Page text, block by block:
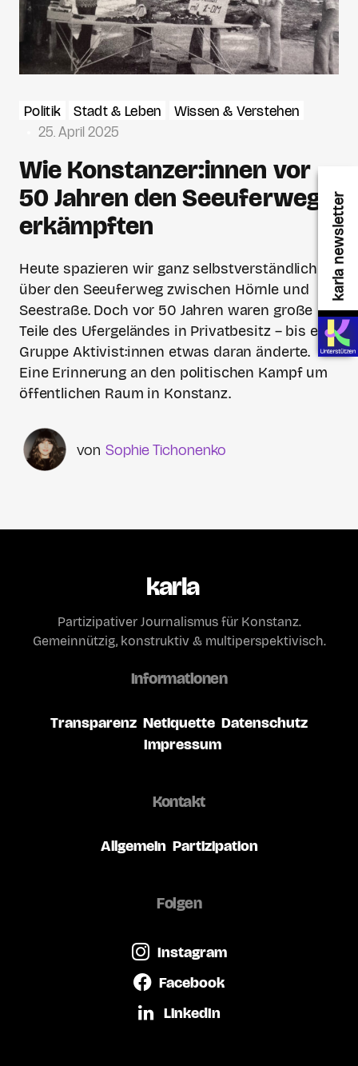
karla newsletter
Politik Stadt & Leben
Wissen & Verstehen
25. April 2025
Wie Konstanzer:innen vor
50 Jahren den Seeuferweg
erkämpften
Heute spazieren wir ganz selbstverständlich
über den Seeuferweg zwischen Hörnle und
Seestraße. Doch vor 50 Jahren waren große
Teile des Ufergeländes in Privatbesitz – bis eine
Gruppe Aktivist:innen etwas daran änderte.
Eine Erinnerung an den politischen Kampf um
öffentlichen Raum in Konstanz.
Sophie Tichonenko
karla
Partizipativer Journalismus für Konstanz.
Gemeinnützig, konstruktiv & multiperspektivisch.
Informationen
Transparenz Netiquette Datenschutz
Impressum
Kontakt
Allgemein Partizipation
Folgen
Instagram
Facebook
LinkedIn